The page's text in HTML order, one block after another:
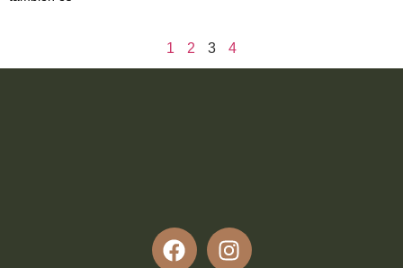
1
2 3 4